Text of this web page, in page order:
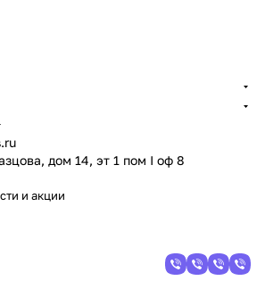
дом 14, эт 1 пом I оф 8
и акции